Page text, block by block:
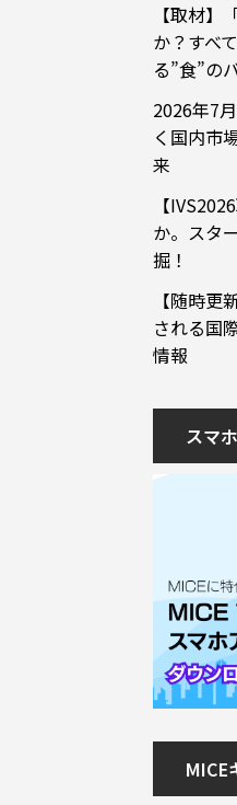
【取材
か？すべ
る”食”の
2026年7
く国内市
来
【
か。スタ
掘！
【随時
される国
情報
スマ
MICE